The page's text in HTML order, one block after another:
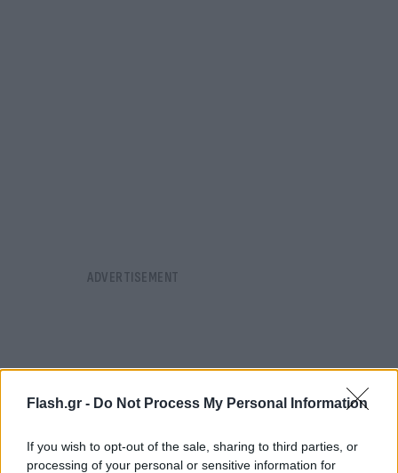
Flash.gr - Do Not Process My Personal Information
If you wish to opt-out of the sale, sharing to third parties, or
processing of your personal or sensitive information for